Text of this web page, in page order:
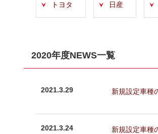
トヨタ 日産
2020年度NEWS一覧
2021.3.29 新規設定車種
2021.3.24 新規設定車種